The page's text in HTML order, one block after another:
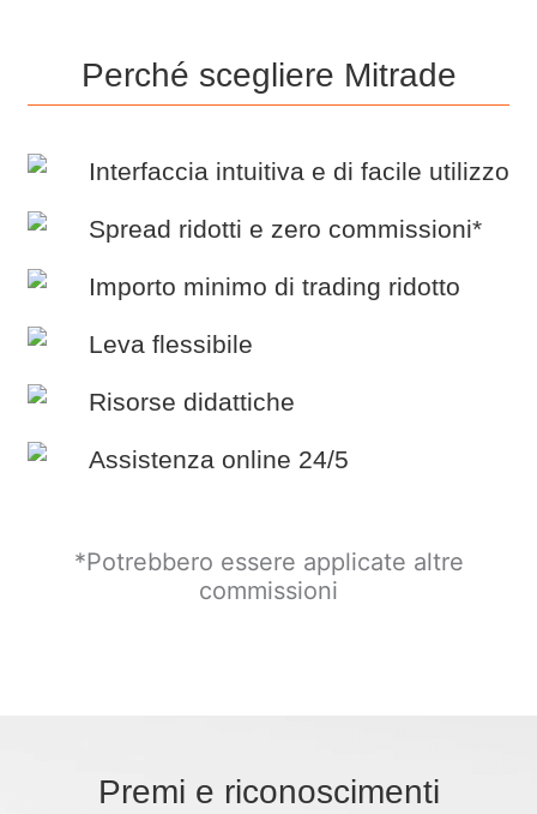
Perché scegliere Mitrade
Interfaccia intuitiva e di facile utilizzo
Spread ridotti e zero commissioni*
Importo minimo di trading ridotto
Leva flessibile
Risorse didattiche
Assistenza online 24/5
*Potrebbero essere applicate altre
commissioni
Premi e riconoscimenti